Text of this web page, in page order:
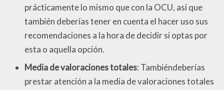
prácticamente lo mismo que con la OCU, así que
también deberías tener en cuenta el hacer uso sus
recomendaciones a la hora de decidir si optas por
esta o aquella opción.
Media de valoraciones totales: Tambiéndeberías
prestar atención a la media de valoraciones totales